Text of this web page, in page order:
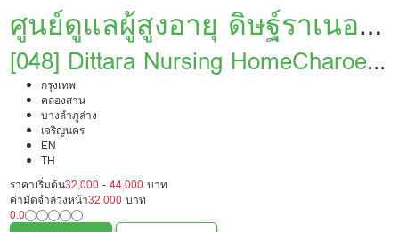
ศูนย์ดูแลผู้สูงอายุ ดิษฐ์ราเนอส
ซิ่งโฮม สาขาเจริญนคร
[048] Dittara Nursing HomeCharoen
Nakhon Branch
กรุงเทพ
คลองสาน
บางลำภูล่าง
เจริญนคร
EN
TH
ราคาเริ่มต้น32,000 -44,000 บาท
ค่ามัดจำล่วงหน้า32,000 บาท
0.0